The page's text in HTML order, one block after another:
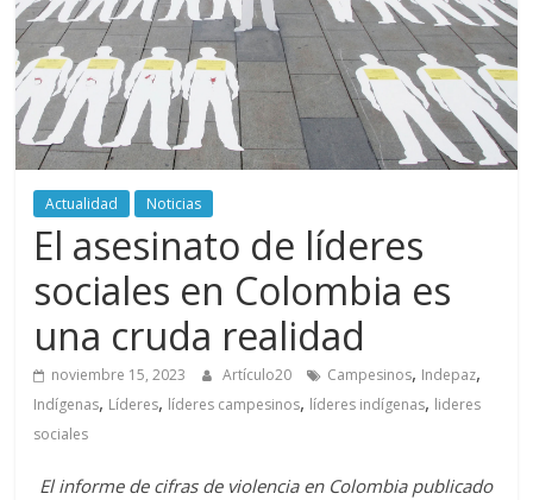
periodismo
digital
del
Politécnico
Grancolombiano
Actualidad Noticias
El asesinato de líderes
sociales en Colombia es
una cruda realidad
noviembre 15, 2023 Artículo20 Campesinos, Indepaz,
Indígenas, Líderes, líderes campesinos, líderes indígenas, lideres
sociales
El informe de cifras de violencia en Colombia publicado